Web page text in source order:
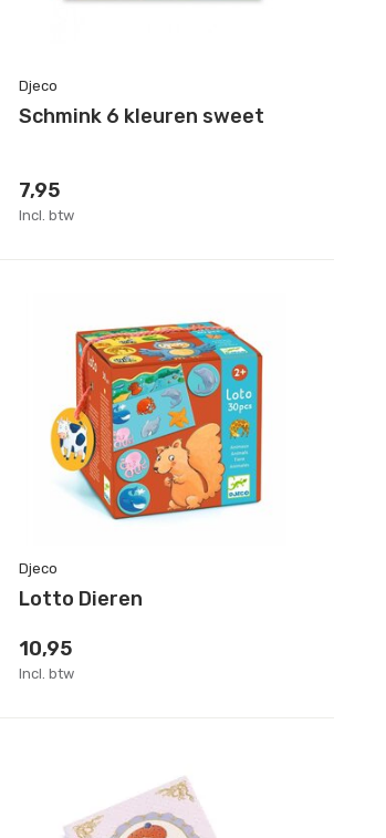
Djeco
Schmink 6 kleuren sweet
7,95
Incl. btw
Djeco
Lotto Dieren
10,95
Incl. btw